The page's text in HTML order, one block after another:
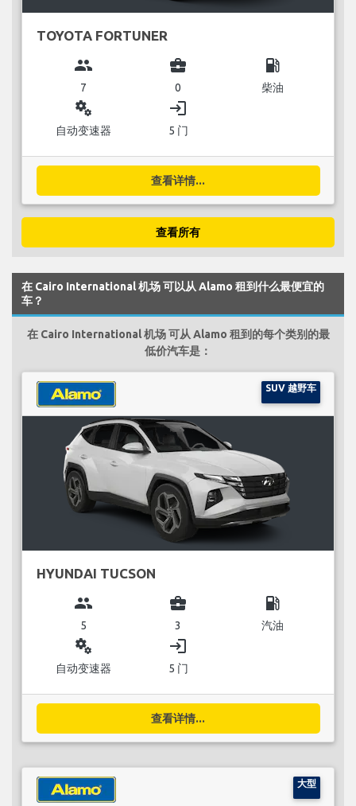
TOYOTA FORTUNER
group
7
business_center
0
local_gas_station
柴油
miscellaneous_services
自动变速器
login
5 门
查看详情...
查看所有
在 Cairo International 机场 可以从 Alamo 租到什么最便宜的
车？
在 Cairo International 机场 可从 Alamo 租到的每个类别的最
低价汽车是：
SUV 越野车
HYUNDAI TUCSON
group
5
business_center
3
local_gas_station
汽油
miscellaneous_services
自动变速器
login
5 门
查看详情...
大型